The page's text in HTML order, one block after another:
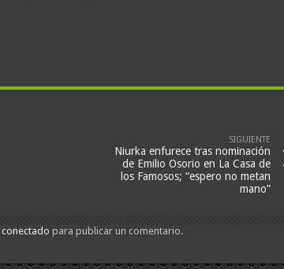
SIGUIENTE
Niurka enfurece tras nominación
de Emilio Osorio en La Casa de
los Famosos; “espero no metan
mano”
conectado para publicar un comentario.